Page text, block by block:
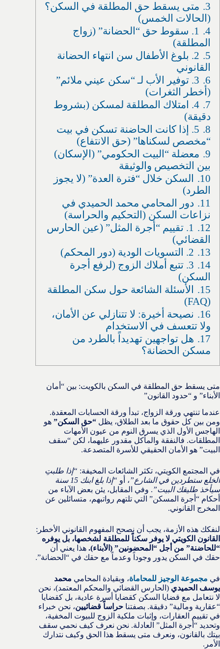
3.
متى يسقط حق المطلقة في السكن؟
(الحالات الخمس)
4.
1. سقوط حق “الحضانة” (زواج
المطلقة)
5.
2. بلوغ الأطفال سن انتهاء الحضانة
القانوني
6.
3. توفير الأب لـ “سكن عيني ملائم”
(أخطر الثغرات)
7.
4. امتلاك المطلقة لمسكن (بشروط
دقيقة)
8.
5. إذا كانت الحاضنة تسكن في بيت
“مخصص لسكناها” (حق الانتفاع)
9. معضلة “البيت الحكومي” (الإسكان)
بين التخصيص والوثيقة
10.
السكن خلال “فترة العدة” (لا يجوز
الطرد)
11.
دور المحامي محمد الحميدي في
نزاعات السكن (التحكيم والحراسة)
12.
1. تقييم “أجرة المثل” (عين الحارس
القضائي)
13.
2. التسويات الودية (دور المحكم)
14.
3. تتبع أملاك الزوج (لرفع أجرة
السكن)
15.
الأسئلة الشائعة حول سكن المطلقة
(FAQ)
16.
نصيحة أخيرة: لا تتنازلي عن الأمان،
ولا تتعسف في الاستخدام
17.
هل تواجهين تهديداً بالطرد من
مسكن الحضانة؟
متى يسقط حق المطلقة في السكن بالكويت: بين “أمان
الأبناء” و “حدود القانون”
عندما تنتهي ورقة الزواج، تبدأ ورقة الحسابات المعقدة.
ومن بين كل حقوق ما بعد الطلاق، يظل “حق السكن” هو
الهاجس الأول الذي يسرق النوم من عيون الأمهات
المطلقات. فالنفقة والمأكل مقدور عليهما، لكن “سقف
البيت” هو الأمان الحقيقي للأسرة المتصدعة.
في المجتمع الكويتي، تكثر الشائعات المخيفة: “إذا طلبتِ
الخلع ستطردين في الشارع”، أو
“إذا بلغ ابنك 15 سنة
سيأخذ طليقك البيت”. وفي المقابل، يئن بعض الآباء من
أحكام “أجرة المسكن” التي تلتهم رواتبهم، متسائلين عن
المخرج القانوني.
لنفكك هذه الأزمة، يجب أن نصحح المفهوم القانوني الأخطر:
القانون الكويتي لا يوفر سكناً للمطلقة لشخصها، بل يوفره
“للحاضنة” من أجل “المحضونين” (الأبناء). هذا يعني أن
حقك في السكن يدور وجوداً وعدماً مع حقك في “الحضانة”.
في مجموعة الوجيز للمحاماة، وبقيادة المحامي محمد
يوسف الحميدي (الحارس القضائي والمحكم المعتمد)، نحن
لا نتعامل مع قضايا السكن كقضايا أسرة عادية، بل كقضايا
“عقارية ومالية” دقيقة. بصفتنا حراساً قضائيين، نحن خبراء
في تقييم العقارات، وإثبات ملكية الزوج للبيوت المخفية،
وتحديد “أجرة المثل” العادلة. نحن نعرف كيف نحمي سقف
بيتك بالقانون، ونعرف متى يسقط هذا الحق وكيف نتدارك
الأمر.